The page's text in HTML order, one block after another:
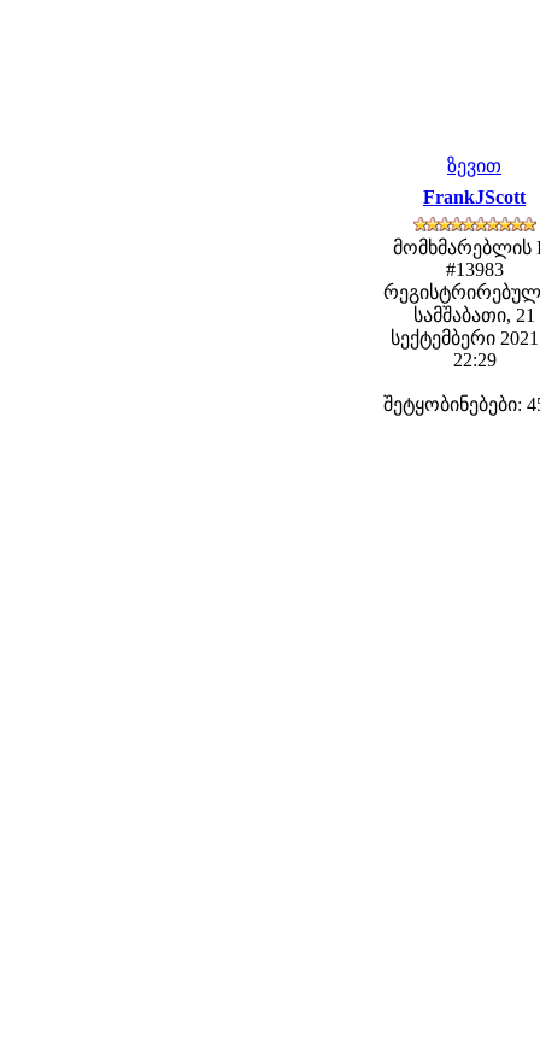
ზევით
FrankJScott
მომხმარებლის
#13983
სამშაბათი, 21
სექტემბერი
22:29
შეტყობინებები: